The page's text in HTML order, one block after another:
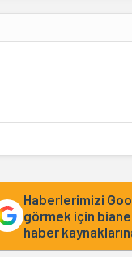
Haberlerimizi
görmek için
haber